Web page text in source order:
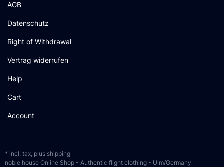
AGB
Datenschutz
Right of Withdrawal
Vertrag widerrufen
Help
Cart
Account
* incl. tax, plus shipping
noble house Online Shop - Authentic flight clothing - Ulm/Germany